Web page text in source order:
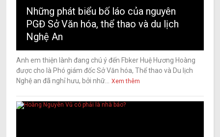
Những phát biểu bố láo của nguyên
PGĐ Sở Văn hóa, thể thao và du lịch
Nghệ An
Anh em thiện lành đang chú ý đến Fbker Huệ Hương Hoàng
được cho là Phó giám đốc Sở Văn hóa, Thể thao và Du lịch
Nghệ an đã nghỉ hưu, bởi nhữ... Xem thêm